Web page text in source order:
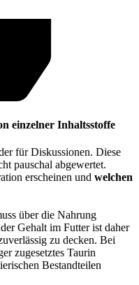
einzelner Inhaltsstoffe
für Diskussionen. Diese
pauschal abgewertet.
erscheinen und welchen
über die Nahrung
Gehalt im Futter ist daher
zu decken. Bei
zugesetztes Taurin
Bestandteilen